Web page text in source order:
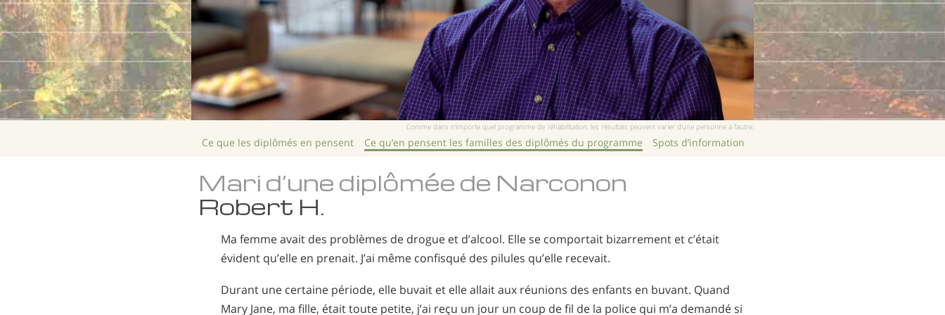
Comme dans n’importe quel programme de réhabilitation, les résultats peuvent varier d’une personne à l’autre.
Ce que les diplômés en pensent Ce qu’en pensent les familles des diplômés du programme Spots d’information
Mari d’une diplômée de Narconon
Robert H.
Ma femme avait des problèmes de drogue et d’alcool. Elle se comportait bizarrement et c’était
évident qu’elle en prenait. J’ai même confisqué des pilules qu’elle recevait.
Durant une certaine période, elle buvait et elle allait aux réunions des enfants en buvant. Quand
Mary Jane, ma fille, était toute petite, j’ai reçu un jour un coup de fil de la police qui m’a demandé si